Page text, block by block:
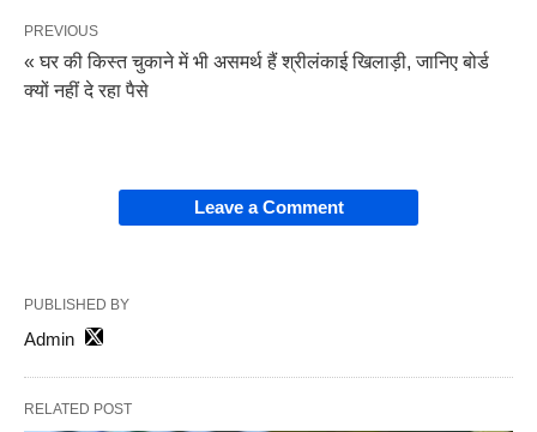
PREVIOUS
« घर की किस्त चुकाने में भी असमर्थ हैं श्रीलंकाई खिलाड़ी, जानिए बोर्ड
क्यों नहीं दे रहा पैसे
Leave a Comment
PUBLISHED BY
Admin
RELATED POST